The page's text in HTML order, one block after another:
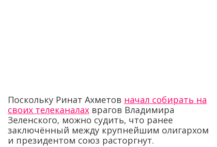
Поскольку Ринат Ахметов начал собирать на
своих телеканалах врагов Владимира
Зеленского, можно судить, что ранее
заключённый между крупнейшим олигархом
и президентом союз расторгнут.